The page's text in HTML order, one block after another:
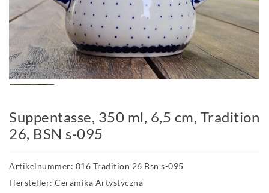
Suppentasse, 350 ml, 6,5 cm, Tradition
26, BSN s-095
Artikelnummer: 016 Tradition 26 Bsn s-095
Hersteller: Ceramika Artystyczna